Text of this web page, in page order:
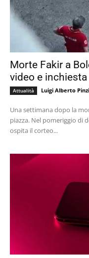
Morte Fakir a
video e inchiesta
Attualità Luigi Alberto Pinzi
Una settimana dopo la
piazza. Nel pomeriggio di
ospita il corteo...